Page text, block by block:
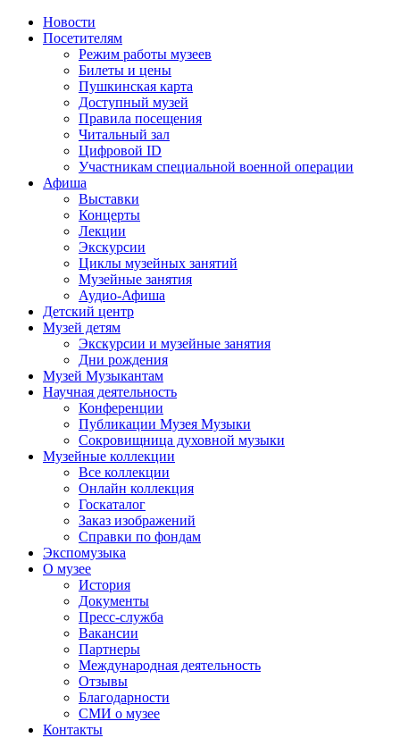
Новости
Посетителям
Режим работы музеев
Билеты и цены
Пушкинская карта
Доступный музей
Правила посещения
Читальный зал
Цифровой ID
Участникам специальной военной операции
Афиша
Выставки
Концерты
Лекции
Экскурсии
Циклы музейных занятий
Музейные занятия
Аудио-Афиша
Детский центр
Музей детям
Экскурсии и музейные занятия
Дни рождения
Музей Музыкантам
Научная деятельность
Конференции
Публикации Музея Музыки
Сокровищница духовной музыки
Музейные коллекции
Все коллекции
Онлайн коллекция
Госкаталог
Заказ изображений
Справки по фондам
Экспомузыка
О музее
История
Документы
Пресс-служба
Вакансии
Партнеры
Международная деятельность
Отзывы
Благодарности
СМИ о музее
Контакты